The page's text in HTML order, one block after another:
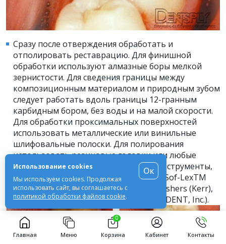
Сразу после отверждения обработать и
отполировать реставрацию. Для финишной
обработки используют алмазные боры мелкой
зернистости. Для сведения границы между
композиционным материалом и природным зубом
следует работать вдоль границы 12-гранным
карбидным бором, без воды и на малой скорости.
Для обработки проксимальных поверхностей
использовать металлические или винильные
шлифовальные полоски. Для полирования
использовать резиновые головки или любые
другие подходящие полировочные инструменты,
такие как PoGoTM (DENTSPLY/Caulk), Sof-LexTM
(3M ESPE), Identoflex® HiLuster Dia Polishers (Kerr),
или D-FINETM Hybrid Diamond (COSMEDENT, Inc.).
Использование cookies
Мы используем cookies. Продолжая
использовать сайт, вы соглашаетесь с
политикой обработки файлов cookie.
Ок
Главная Меню
0
Корзина Кабинет Контакты